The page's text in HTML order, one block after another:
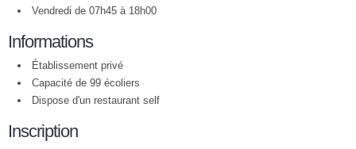
Vendredi de 07h45 à 18h00
Informations
Établissement privé
Capacité de 99 écoliers
Dispose d'un restaurant self
Inscription